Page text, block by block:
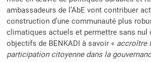
ambassadeurs de l’AbE vont contribuer
construction d’une communauté plus
climatiques actuels et permettre sans nul
objectifs de BENKADI à savoir « accroître
participation citoyenne dans la